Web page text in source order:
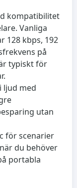
kompatibilitet
Vanliga
128 kbps, 192
på
typiskt för
ljud med
utan
för scenarier
du behöver
portabla